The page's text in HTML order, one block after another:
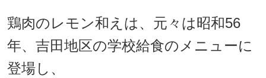
鶏肉のレモン和えは、元々は昭和56
年、吉田地区の学校給食のメニューに
登場し、